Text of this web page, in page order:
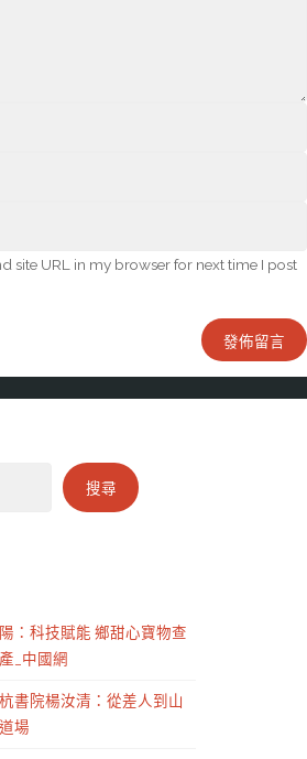
site URL in my browser for next time I post
搜尋
：科技賦能 鄉甜心寶物查
_中國網
書院楊汝清：從差人到山
場